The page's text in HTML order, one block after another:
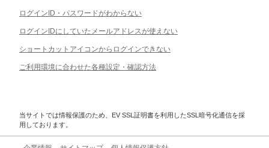
ログインID・パスワードがわからない
ログインIDにしていたメールアドレスが使えない
ショートカットアイコンからログインできない
ご利用環境に合わせた各種設定・確認方法
当サイトでは情報保護のため、EV SSL証明書を利用したSSL暗号化通信を採
用しております。